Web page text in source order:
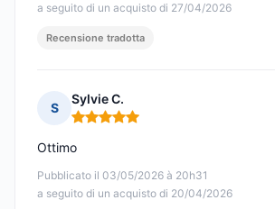
a seguito di un acquisto di 27/04/2026
Recensione tradotta
S
Sylvie C.
Nota: 5 su 5
Pubblicato il 03/05/2026 à 20h31
a seguito di un acquisto di 20/04/2026
Ottimo